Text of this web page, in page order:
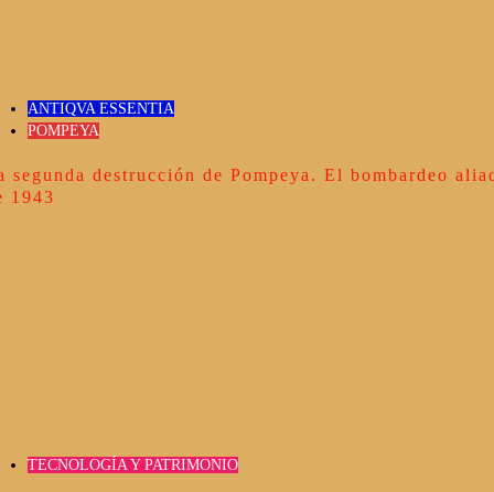
ANTIQVA ESSENTIA
POMPEYA
segunda destrucción de Pompeya. El bombardeo
1943
TECNOLOGÍA Y PATRIMONIO